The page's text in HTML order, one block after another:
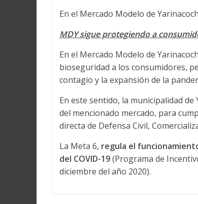
En el Mercado Modelo de
MDY sigue protegiendo a
En el Mercado Modelo de
bioseguridad a los consumidores,
contagio y la expansión de la
En este sentido, la municipalidad
del mencionado mercado, para
directa de Defensa Civil,
La Meta 6, regula el
del COVID-19(Programa de
diciembre del año 2020).